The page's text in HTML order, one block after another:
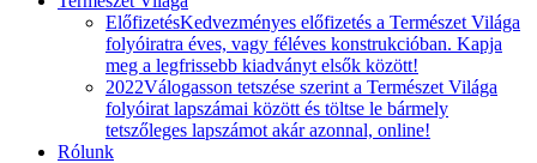
ElőfizetésKedvezményes előfizetés a Természet Világa
folyóiratra éves, vagy féléves konstrukcióban. Kapja
meg a legfrissebb kiadványt elsők között!
2022Válogasson tetszése szerint a Természet Világa
folyóirat lapszámai között és töltse le bármely
tetszőleges lapszámot akár azonnal, online!
Rólunk